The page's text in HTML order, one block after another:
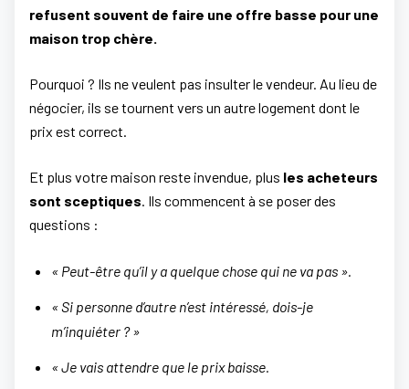
refusent souvent de faire une offre basse pour une
maison trop chère.
Pourquoi ? Ils ne veulent pas insulter le vendeur. Au lieu de
négocier, ils se tournent vers un autre logement dont le
prix est correct.
Et plus votre maison reste invendue, plus les acheteurs
sont sceptiques . Ils commencent à se poser des
questions :
« Peut-être qu’il y a quelque chose qui ne va pas ».
« Si personne d’autre n’est intéressé, dois-je
m’inquiéter ? »
« Je vais attendre que le prix baisse.